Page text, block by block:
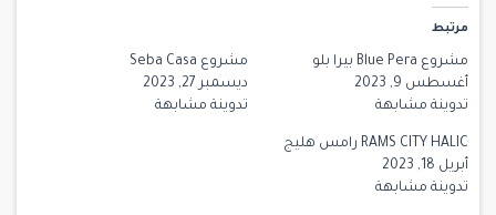
مرتبط
مشروع Blue Pera بيرا بلو
أغسطس 9, 2023
تدوينة مشابهة
مشروع Seba Casa
ديسمبر 27, 2023
تدوينة مشابهة
RAMS CITY HALIC رامس هليج
أبريل 18, 2023
تدوينة مشابهة